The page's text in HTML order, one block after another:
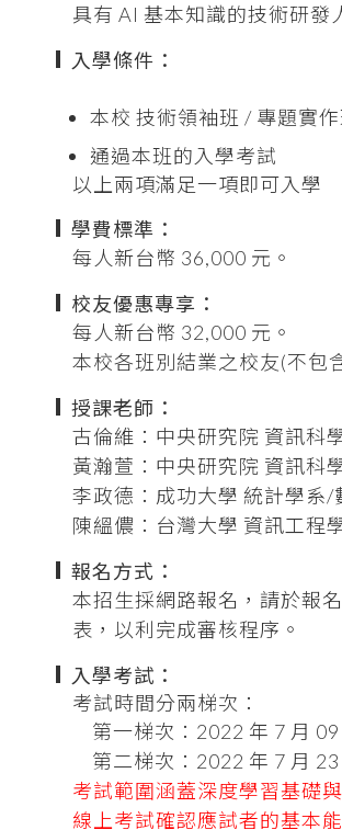
具有 AI 基本知識的技術研發
入學條件：
本校 技術領袖班 / 專題實
通過本班的入學考試
以上兩項滿足一項即可入學
學費標準：
每人新台幣 36,000 元。
校友優惠專享：
每人新台幣 32,000 元。
本校各班別結業之校友(不包
授課老師：
古倫維：中央研究院 資訊科
黃瀚萱：中央研究院 資訊科
李政德：成功大學 統計學系/
陳縕儂：台灣大學 資訊工程
報名方式：
本招生採網路報名，請於報
表，以利完成審核程序。
入學考試：
考試時間分兩梯次：
第一梯次：2022 年 7 月
第二梯次：2022 年 7 月
考試範圍涵蓋深度學習基礎
線上考試確認應試者的基本